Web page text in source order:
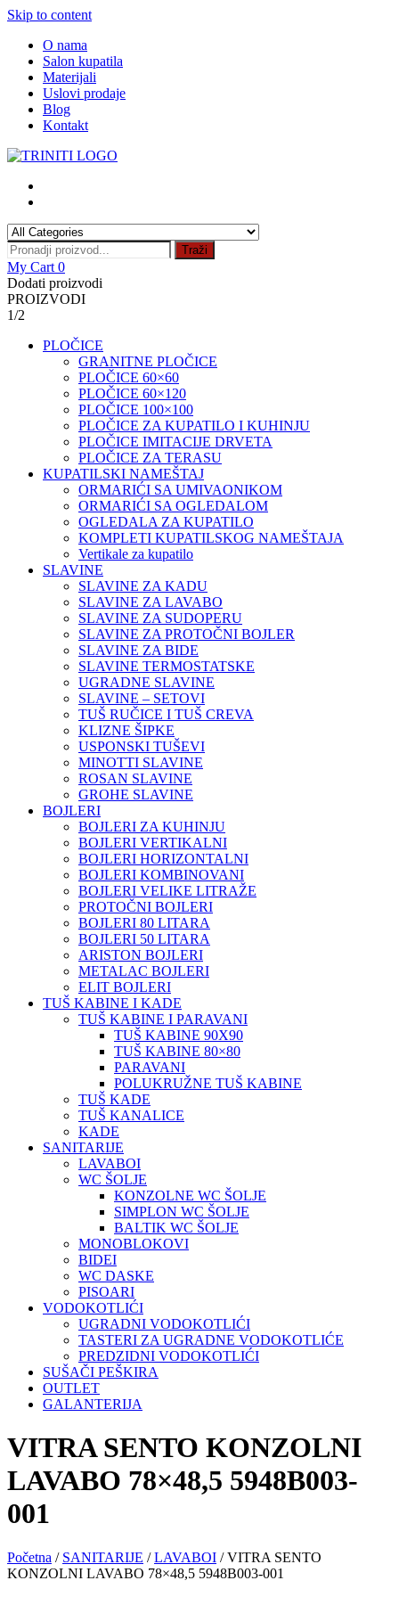
Skip to content
O nama
Salon kupatila
Materijali
Uslovi prodaje
Blog
Kontakt
Traži
My Cart 0
Dodati proizvodi
PROIZVODI
1/2
PLOČICE
GRANITNE PLOČICE
PLOČICE 60×60
PLOČICE 60×120
PLOČICE 100×100
PLOČICE ZA KUPATILO I KUHINJU
PLOČICE IMITACIJE DRVETA
PLOČICE ZA TERASU
KUPATILSKI NAMEŠTAJ
ORMARIĆI SA UMIVAONIKOM
ORMARIĆI SA OGLEDALOM
OGLEDALA ZA KUPATILO
KOMPLETI KUPATILSKOG NAMEŠTAJA
Vertikale za kupatilo
SLAVINE
SLAVINE ZA KADU
SLAVINE ZA LAVABO
SLAVINE ZA SUDOPERU
SLAVINE ZA PROTOČNI BOJLER
SLAVINE ZA BIDE
SLAVINE TERMOSTATSKE
UGRADNE SLAVINE
SLAVINE – SETOVI
TUŠ RUČICE I TUŠ CREVA
KLIZNE ŠIPKE
USPONSKI TUŠEVI
MINOTTI SLAVINE
ROSAN SLAVINE
GROHE SLAVINE
BOJLERI
BOJLERI ZA KUHINJU
BOJLERI VERTIKALNI
BOJLERI HORIZONTALNI
BOJLERI KOMBINOVANI
BOJLERI VELIKE LITRAŽE
PROTOČNI BOJLERI
BOJLERI 80 LITARA
BOJLERI 50 LITARA
ARISTON BOJLERI
METALAC BOJLERI
ELIT BOJLERI
TUŠ KABINE I KADE
TUŠ KABINE I PARAVANI
TUŠ KABINE 90X90
TUŠ KABINE 80×80
PARAVANI
POLUKRUŽNE TUŠ KABINE
TUŠ KADE
TUŠ KANALICE
KADE
SANITARIJE
LAVABOI
WC ŠOLJE
KONZOLNE WC ŠOLJE
SIMPLON WC ŠOLJE
BALTIK WC ŠOLJE
MONOBLOKOVI
BIDEI
WC DASKE
PISOARI
VODOKOTLIĆI
UGRADNI VODOKOTLIĆI
TASTERI ZA UGRADNE VODOKOTLIĆE
PREDZIDNI VODOKOTLIĆI
SUŠAČI PEŠKIRA
OUTLET
GALANTERIJA
VITRA SENTO KONZOLNI
LAVABO 78×48,5 5948B003-
001
Početna / SANITARIJE /LAVABOI / VITRA SENTO
KONZOLNI LAVABO 78×48,5 5948B003-001